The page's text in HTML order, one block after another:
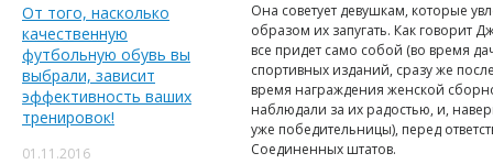
От того, насколько
качественную
футбольную обувь вы
выбрали, зависит
эффективность ваших
тренировок!
01.11.2016
Она советует девушкам, которые
образом их запугать. Как говорит
все придет само собой (во время
спортивных изданий, сразу же
время награждения женской
наблюдали за их радостью, и,
уже победительницы), перед
Соединенных штатов.